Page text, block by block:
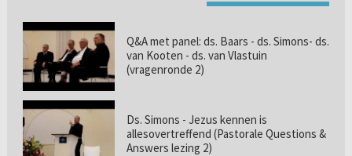
Q&A met panel: ds. Baars - ds. Simons- ds.
van Kooten - ds. van Vlastuin
(vragenronde 2)
Ds. Simons - Jezus kennen is
allesovertreffend (Pastorale Questions &
Answers lezing 2)